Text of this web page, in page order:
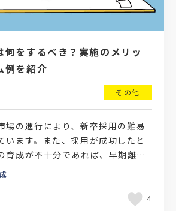
何をするべき？実施のメリッ
例を紹介
その他
場の進行により、新卒採用の難易
います。また、採用が成功したと
育成が不十分であれば、早期離職
いった課題につながることもある
4